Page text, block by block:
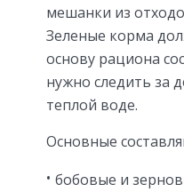
мешанки из
Зеленые корма
основу рациона
нужно следить за
теплой воде.
Основные
бобовые и